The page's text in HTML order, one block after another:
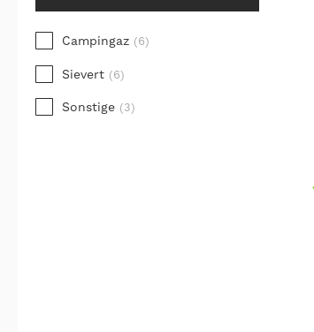
Campingaz (6)
Sievert (6)
Sonstige (3)